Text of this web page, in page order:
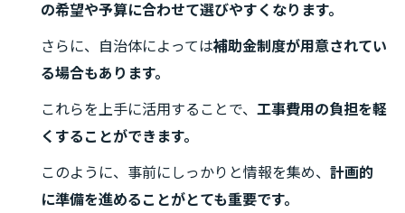
の希望や予算に合わせて選びやすくなります。
さらに、自治体によっては補助金制度が用意されてい
る場合もあります。
これらを上手に活用することで、 工事費用の負担を軽
くすることができます。
このように、事前にしっかりと情報を集め、 計画的
に準備を進めることがとても重要です。